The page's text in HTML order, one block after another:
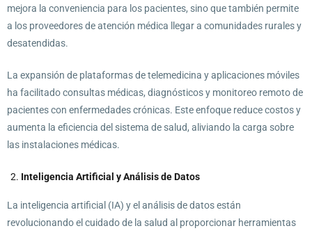
mejora la conveniencia para los pacientes, sino que también permite
a los proveedores de atención médica llegar a comunidades rurales y
desatendidas.
La expansión de plataformas de telemedicina y aplicaciones móviles
ha facilitado consultas médicas, diagnósticos y monitoreo remoto de
pacientes con enfermedades crónicas. Este enfoque reduce costos y
aumenta la eficiencia del sistema de salud, aliviando la carga sobre
las instalaciones médicas.
Inteligencia Artificial y Análisis de Datos
La inteligencia artificial (IA) y el análisis de datos están
revolucionando el cuidado de la salud al proporcionar herramientas